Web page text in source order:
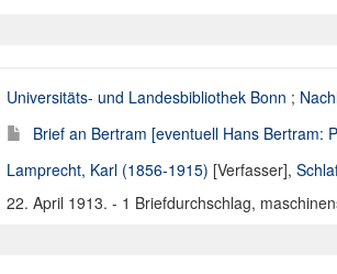
Universitäts- und Landesbibliothek Bonn ;
Brief an Bertram [eventuell Hans Bertram:
Lamprecht, Karl (1856-1915) [Verfasser],
22. April 1913. - 1 Briefdurchschlag,